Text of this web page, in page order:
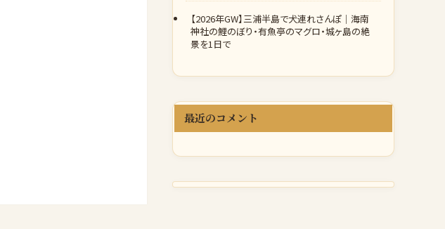
【2026年GW】三浦半島で犬連れさんぽ｜海南
神社の鯉のぼり・有魚亭のマグロ・城ヶ島の絶
景を1日で
最近のコメント